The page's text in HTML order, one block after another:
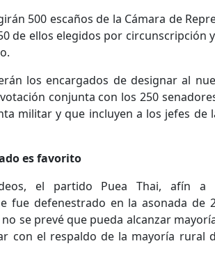
500 escaños de la Cámara de
de ellos elegidos por circunscripción
los encargados de designar al
conjunta con los 250
militar y que incluyen a los jefes de
es favorito
el partido Puea Thai, afín a
fue defenestrado en la asonada de
se prevé que pueda alcanzar
con el respaldo de la mayoría rural